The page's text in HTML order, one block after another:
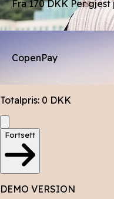
Fra 170 DKK Per gjest
CopenPay
Totalpris: 0 DKK
Fortsett
DEMO VERSION